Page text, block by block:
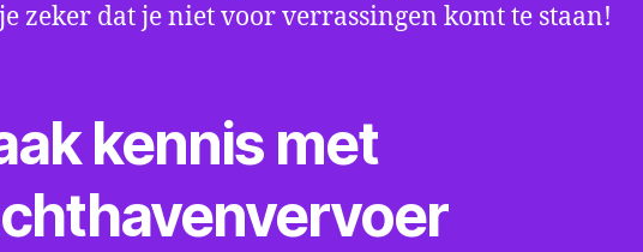
zeker dat je niet voor verrassingen komt te staan!
kennis met